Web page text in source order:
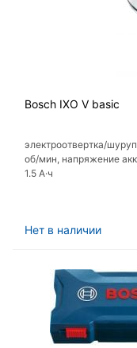
Bosch IXO V basic
электроотвертка/
об/мин, напряжение
1.5 А·ч
Нет в наличии